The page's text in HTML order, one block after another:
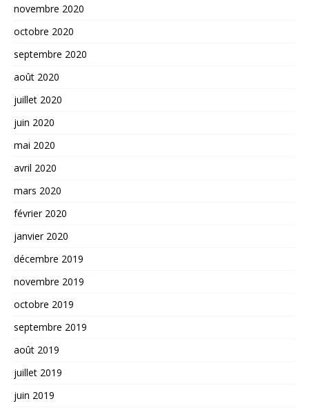
novembre 2020
octobre 2020
septembre 2020
août 2020
juillet 2020
juin 2020
mai 2020
avril 2020
mars 2020
février 2020
janvier 2020
décembre 2019
novembre 2019
octobre 2019
septembre 2019
août 2019
juillet 2019
juin 2019